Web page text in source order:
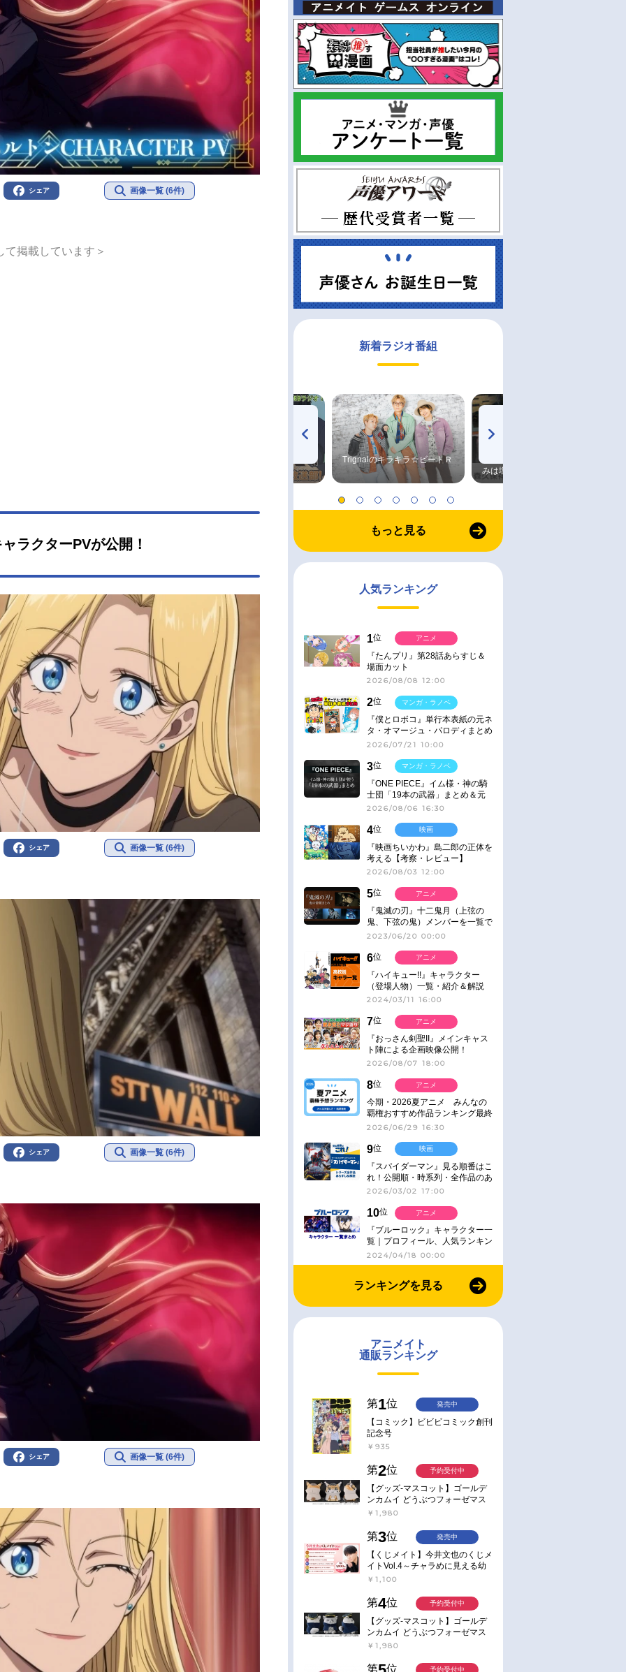
シェア 画像一覧 (6件)
掲載しています＞
ラクターPVが公開！
シェア 画像一覧 (6件)
シェア 画像一覧 (6件)
シェア 画像一覧 (6件)
新着ラジオ番組
Trignalのキラキラ☆ビートＲ
みは塩だけ
もっと見る
人気ランキング
1位
『たんプリ』第28話あらすじ＆
場面カット
2026/08/08 12:00
アニメ
2位
『僕とロボコ』単行本表紙の元ネ
タ・オマージュ・パロディまとめ
2026/07/21 10:00
マンガ・ラノベ
3位
『ONE PIECE』イム様・神の騎
士団「19本の武器」まとめ＆元
ネタ
2026/08/06 16:30
マンガ・ラノベ
4位
『映画ちいかわ』島二郎の正体を
考える【考察・レビュー】
2026/08/03 12:00
映画
5位
『鬼滅の刃』十二鬼月（上弦の
鬼、下弦の鬼）メンバーを一覧で
紹介＆解説（登場鬼の情報まと
2023/06/20 00:00
アニメ
6位
『ハイキュー!!』キャラクター
（登場人物）一覧・紹介＆解説
2024/03/11 16:00
アニメ
7位
『おっさん剣聖II』メインキャス
ト陣による企画映像公開！
2026/08/07 18:00
アニメ
8位
今期・2026夏アニメ みんなの
覇権おすすめ作品ランキング最終
結果発表！
2026/06/29 16:30
アニメ
9位
『スパイダーマン』見る順番はこ
れ！公開順・時系列・全作品のあ
らすじをまとめました
2026/03/02 17:00
映画
10位
『ブルーロック』キャラクター一
覧｜プロフィール、人気ランキン
グ、キャラソン、診断など気にな
る情報まとめ
2024/04/18 00:00
アニメ
ランキングを見る
アニメイト
通販ランキング
第1位
【コミック】ビビビコミック創刊
記念号
￥935
発売中
第2位
【グッズ-マスコット】ゴールデ
ンカムイ どうぶつフォーゼマス
コット 4.尾形百之助【再販】
￥1,980
予約受付中
第3位
【くじメイト】今井文也のくじメ
イトVol.4～チャラめに見える幼
馴染、実は一途で独占欲が強いん
￥1,100
発売中
第4位
【グッズ-マスコット】ゴールデ
ンカムイ どうぶつフォーゼマス
コット 5.月島軍曹【再販】
￥1,980
予約受付中
第 位 予約受付中